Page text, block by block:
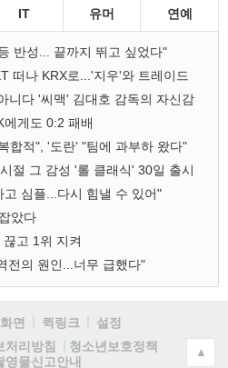
IT 유머 연예
반성... 끝까지 뛰고 싶었다"
떠나 KRX로...'지우'와 트레이드
니다 '씨맥' 김대호 감독의 자신감
게도 0:2 패배
합적", '도란' "팀에 과부하 왔다"
절 그 감성 '롤 클래식' 30일 출시
심플...다시 힘낼 수 있어"
았다
고 1위 지켜
전의 원인...너무 급했다"
면 퀵링크
설정
처리방침
청소년보호정책
영물신고안내
▲